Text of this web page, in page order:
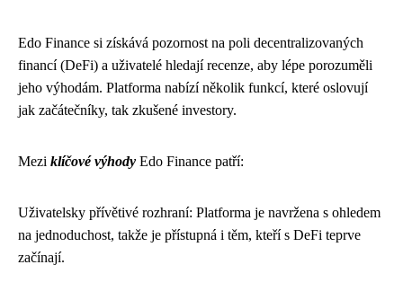
Edo Finance si získává pozornost na poli decentralizovaných
financí (DeFi) a uživatelé hledají recenze, aby lépe porozuměli
jeho výhodám. Platforma nabízí několik funkcí, které oslovují
jak začátečníky, tak zkušené investory.
Mezi klíčové výhody Edo Finance patří:
Uživatelsky přívětivé rozhraní: Platforma je navržena s ohledem
na jednoduchost, takže je přístupná i těm, kteří s DeFi teprve
začínají.